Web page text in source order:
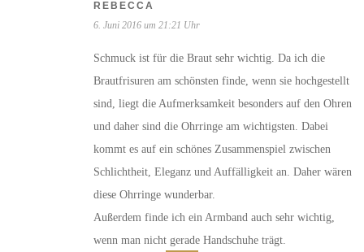
REBECCA
6. Juni 2016 um 21:21 Uhr
Schmuck ist für die Braut sehr wichtig. Da ich die
Brautfrisuren am schönsten finde, wenn sie hochgestellt
sind, liegt die Aufmerksamkeit besonders auf den Ohren
und daher sind die Ohrringe am wichtigsten. Dabei
kommt es auf ein schönes Zusammenspiel zwischen
Schlichtheit, Eleganz und Auffälligkeit an. Daher wären
diese Ohrringe wunderbar.
Außerdem finde ich ein Armband auch sehr wichtig,
wenn man nicht gerade Handschuhe trägt.